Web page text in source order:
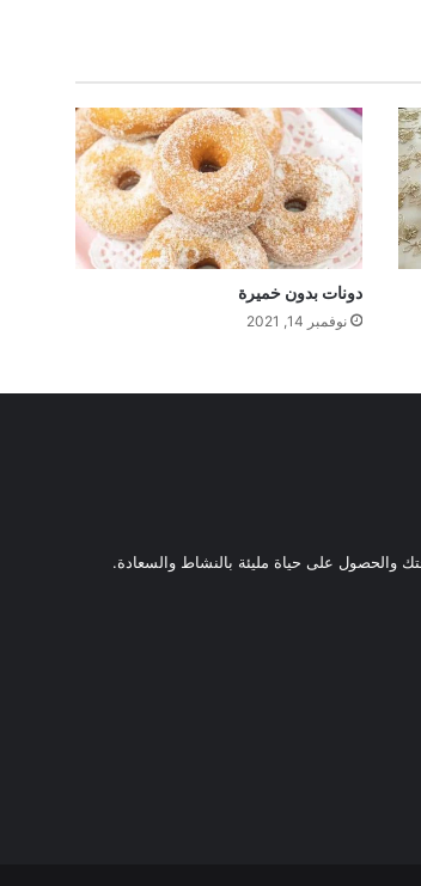
دونات بدون خميرة
نوفمبر 14, 2021
على حياة مليئة بالنشاط والسعادة.